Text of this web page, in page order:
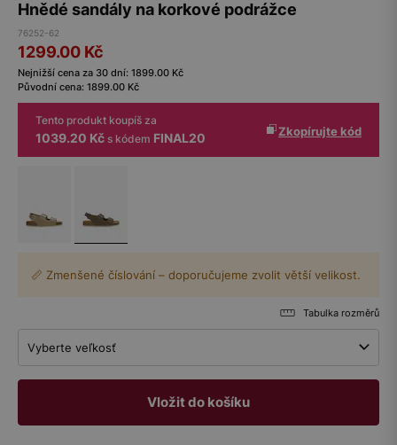
Hnědé sandály na korkové podrážce
76252-62
1299.00 Kč
Nejnižší cena za 30 dní: 1899.00 Kč
Původní cena: 1899.00 Kč
Tento produkt koupíš za
1039.20 Kč s kódem FINAL20 Zkopírujte kód
📏 Zmenšené číslování – doporučujeme zvolit větší velikost.
Tabulka rozměrů
Vyberte veľkosť
Vložit do košíku